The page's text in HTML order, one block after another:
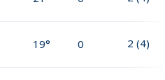
19° 0 2 (4)